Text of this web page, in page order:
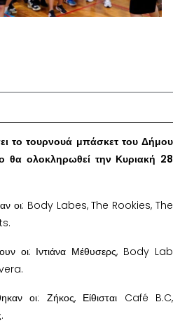
το τουρνουά μπάσκετ του Δήμου
θα ολοκληρωθεί την Κυριακή 28
οι: Body Labes, The Rookies, The
οι: Ιντιάνα Μέθυσερς, Body Lab
οι: Ζήκος, Είθισται Café B.C,